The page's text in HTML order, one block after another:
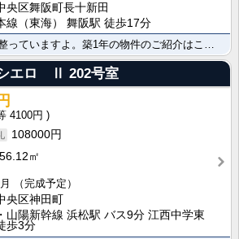
央区舞阪町長十新田
線（東海） 舞阪駅 徒歩17分
エロ Ⅱ 202号室
4100円
108000円
56.12㎡
（完成予定）
央区神田町
山陽新幹線 浜松駅 バス9分 江西中学東
歩3分